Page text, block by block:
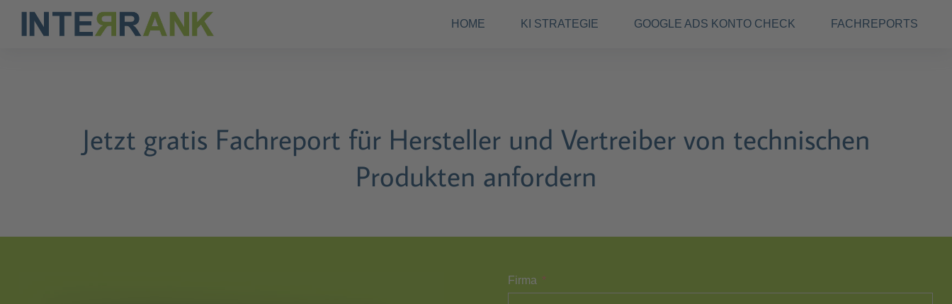
HOME KI STRATEGIE GOOGLE ADS KONTO CHECK FACHREPORTS
Jetzt gratis Fachreport für Hersteller und Vertreiber von technischen
Produkten anfordern
Firma